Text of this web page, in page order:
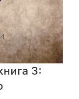
3: